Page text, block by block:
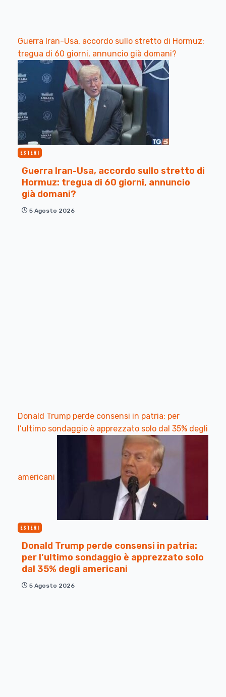
Guerra Iran-Usa, accordo sullo stretto di Hormuz:
tregua di 60 giorni, annuncio già domani?
ESTERI
Guerra Iran-Usa, accordo sullo stretto di
Hormuz: tregua di 60 giorni, annuncio
già domani?
5 Agosto 2026
Donald Trump perde consensi in patria: per
l’ultimo sondaggio è apprezzato solo dal 35% degli
americani
ESTERI
Donald Trump perde consensi in patria:
per l’ultimo sondaggio è apprezzato solo
dal 35% degli americani
5 Agosto 2026